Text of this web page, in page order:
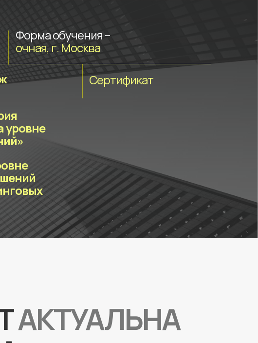
уровне
Сертификат
Форма обучения –
очная, г. Москва
АКТУАЛЬНА